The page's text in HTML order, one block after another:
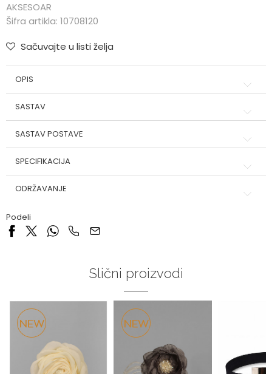
AKSESOAR
Šifra artikla: 10708120
Sačuvajte u listi želja
OPIS
SASTAV
SASTAV POSTAVE
SPECIFIKACIJA
ODRŽAVANJE
Podeli
Slični proizvodi